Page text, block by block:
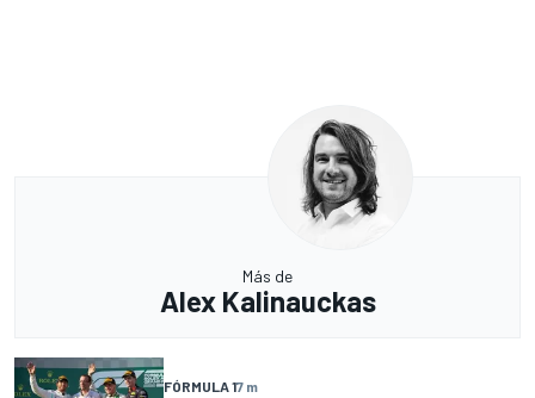
Más de
Alex Kalinauckas
FÓRMULA 17 m